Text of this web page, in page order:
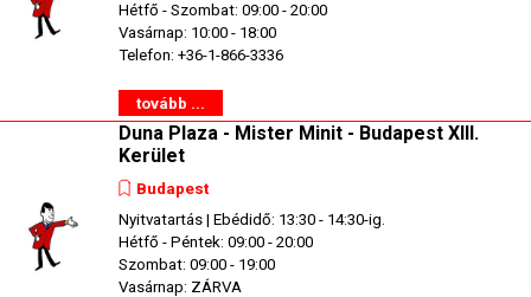
Hétfő - Szombat: 09:00 - 20:00
Vasárnap: 10:00 - 18:00
Telefon: +36-1-866-3336
tovább ...
Duna Plaza - Mister Minit - Budapest XIII.
Kerület
Budapest
Nyitvatartás | Ebédidő: 13:30 - 14:30-ig.
Hétfő - Péntek: 09:00 - 20:00
Szombat: 09:00 - 19:00
Vasárnap: ZÁRVA